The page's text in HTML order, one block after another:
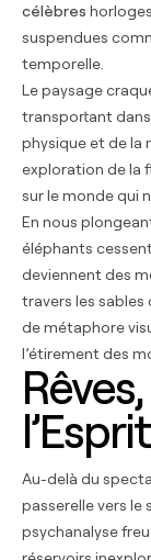
célèbres
suspendues
temporelle.
Le paysage
transportant dans
physique et de la
exploration de la
sur le monde qui
En nous
éléphants
deviennent des
travers les sables
de métaphore
l’étirement des
Au-delà du
passerelle vers le
psychanalyse